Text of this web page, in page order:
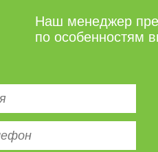
Наш менеджер
по особенностям